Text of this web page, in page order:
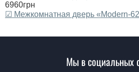
6960грн
☑ Межкомнатная дверь «‎Modern-
Мы в социальных